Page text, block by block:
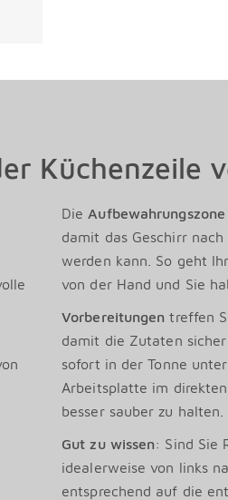
Küchenzeile
Die Aufbewahrungszone
damit das Geschirr
werden kann. So geht
von der Hand und Sie
Vorbereitungen treffen
damit die Zutaten
sofort in der Tonne
Arbeitsplatte im
besser sauber zu halten.
Gut zu wissen: Sind Sie
idealerweise von links
entsprechend auf die